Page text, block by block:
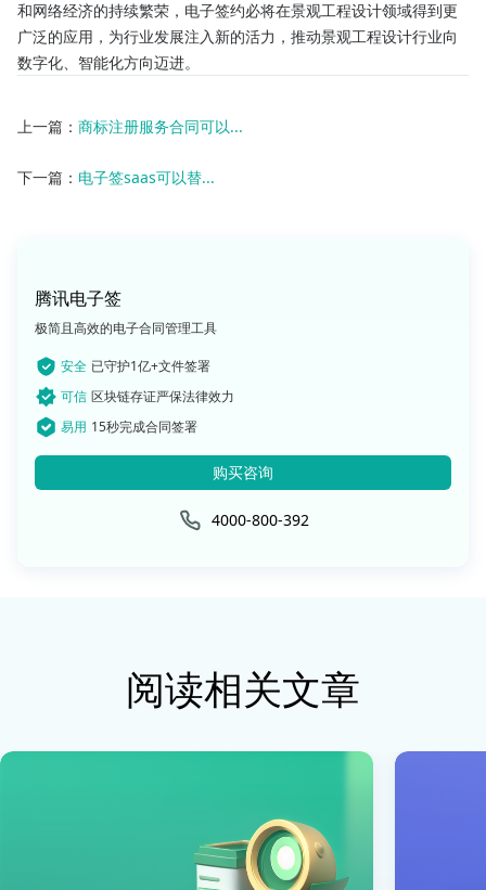
和网络经济的持续繁荣，电子签约必将在景观工程设计领域得到更
广泛的应用，为行业发展注入新的活力，推动景观工程设计行业向
数字化、智能化方向迈进。
上一篇： 商标注册服务合同可以...
下一篇： 电子签saas可以替...
腾讯电子签
极简且高效的电子合同管理工具
安全 已守护1亿+文件签署
可信 区块链存证严保法律效力
易用 15秒完成合同签署
购买咨询
4000-800-392
阅读相关文章